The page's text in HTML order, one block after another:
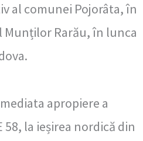
al comunei Pojorâta, în
Rarău, în lunca
apropiere a
la ieșirea nordică din